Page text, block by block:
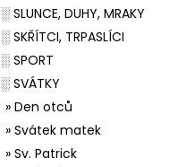
░ SLUNCE, DUHY, MRAKY
░ SKŘÍTCI, TRPASLÍCI
░ SPORT
░ SVÁTKY
» Den otců
» Svátek matek
» Sv. Patrick